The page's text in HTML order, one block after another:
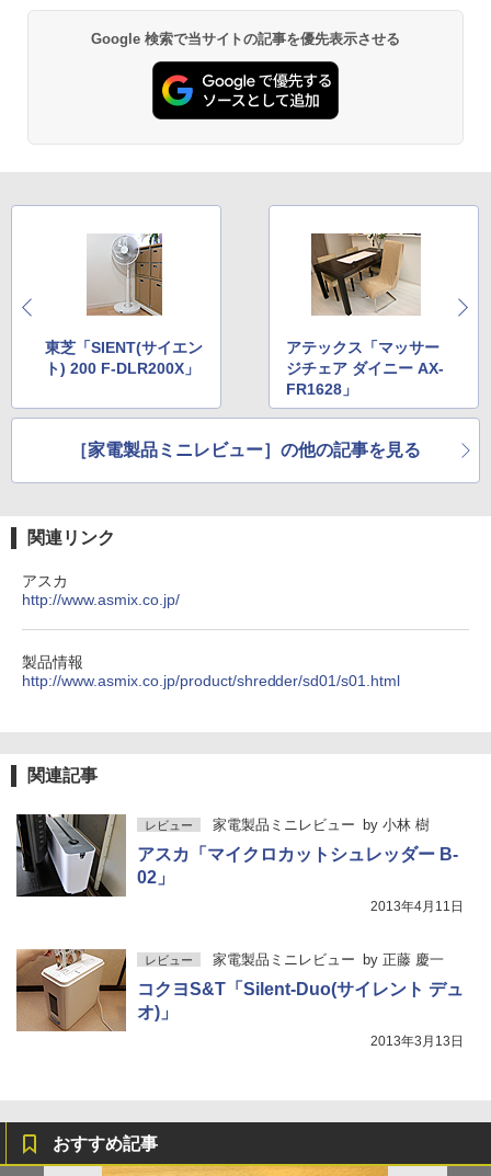
Google 検索で当サイトの記事を優先表示させる
東芝「SIENT(サイエン
ト) 200 F-DLR200X」
アテックス「マッサー
ジチェア ダイニー AX-
FR1628」
［家電製品ミニレビュー］の他の記事を見る
関連リンク
アスカ
http://www.asmix.co.jp/
製品情報
http://www.asmix.co.jp/product/shredder/sd01/s01.html
関連記事
レビュー 家電製品ミニレビュー by 小林 樹
アスカ「マイクロカットシュレッダー B-
02」
2013年4月11日
レビュー 家電製品ミニレビュー by 正藤 慶一
コクヨS&T「Silent-Duo(サイレント デュ
オ)」
2013年3月13日
おすすめ記事